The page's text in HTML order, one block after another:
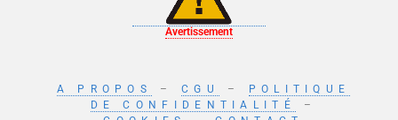
Avertissement
A PROPOS – CGU –
POLITIQUE
DE CONFIDENTIALITÉ
–